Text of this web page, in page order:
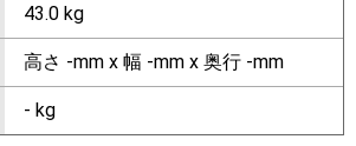
43.0 kg
高さ -mm x 幅 -mm x 奥行 -mm
- kg